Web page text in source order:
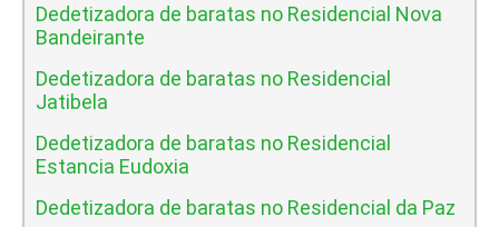
Dedetizadora de baratas no Residencial Nova
Bandeirante
Dedetizadora de baratas no Residencial
Jatibela
Dedetizadora de baratas no Residencial
Estancia Eudoxia
Dedetizadora de baratas no Residencial da Paz